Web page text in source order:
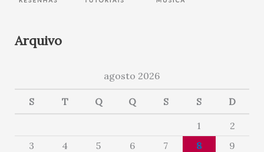
Arquivo
agosto 2026
S T Q Q S S D
1
2
3
4 5 6 7 8
9